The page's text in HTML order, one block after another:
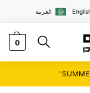
العربية
0